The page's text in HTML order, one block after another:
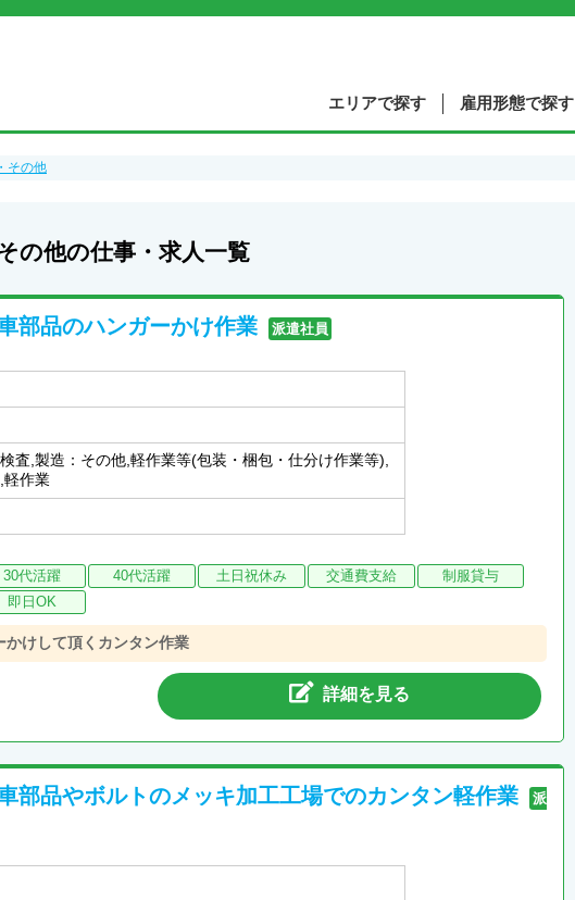
エリアで探す 雇用形態で探す
その他
の他の仕事・求人一覧
部品のハンガーかけ作業 派遣社員
査,製造：その他,軽作業等(包装・梱包・仕分け作業等),
軽作業
30代活躍 40代活躍 土日祝休み 交通費支給
制服貸与
即日OK
かけして頂くカンタン作業
詳細を見る
部品やボルトのメッキ加工工場でのカンタン軽作業
派